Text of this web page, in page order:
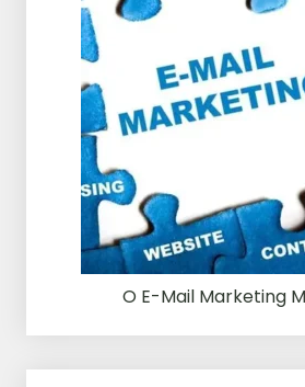
O E-Mail Marketing